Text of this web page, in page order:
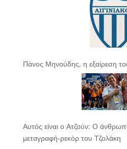
Πάνος Μηνούδης, η εξαίρεση
Αυτός είναι ο Ατζούν: Ο
μεταγραφή-ρεκόρ του Τζολάκη